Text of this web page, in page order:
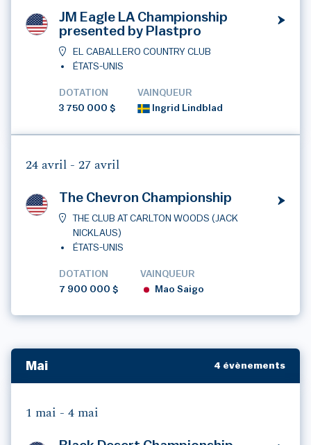
JM Eagle LA Championship
presented by Plastpro
EL CABALLERO COUNTRY CLUB
ÉTATS-UNIS
DOTATION
3 750 000 $
VAINQUEUR
Ingrid Lindblad
24 avril - 27 avril
The Chevron Championship
THE CLUB AT CARLTON WOODS (JACK
NICKLAUS)
ÉTATS-UNIS
DOTATION
7 900 000 $
VAINQUEUR
Mao Saigo
Mai 4 évènements
1 mai - 4 mai